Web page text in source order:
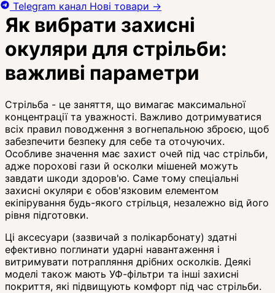
Як вибрати захисні
окуляри для стрільби:
важливі параметри
Стрільба - це заняття, що вимагає максимальної
концентрації та уважності. Важливо дотримуватися
всіх правил поводження з вогнепальною зброєю, щоб
забезпечити безпеку для себе та оточуючих.
Особливе значення має захист очей під час стрільби,
адже порохові гази й осколки мішеней можуть
завдати шкоди здоров'ю. Саме тому спеціальні
захисні окуляри є обов'язковим елементом
екіпірування будь-якого стрільця, незалежно від його
рівня підготовки.
Ці аксесуари (зазвичай з полікарбонату) здатні
ефективно поглинати ударні навантаження і
витримувати потрапляння дрібних осколків. Деякі
моделі також мають УФ-фільтри та інші захисні
покриття, які підвищують комфорт під час стрільби.
Telegram канал Нові товари →